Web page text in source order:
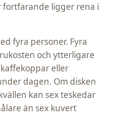
ligger rena i
fyra personer. Fyra
och ytterligare
eller
dagen. Om disken
kan sex teskedar
än sex kuvert